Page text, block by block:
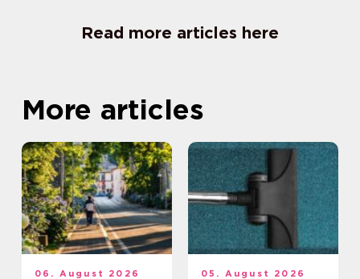
Read more articles here
More articles
06. August 2026 05. August 2026